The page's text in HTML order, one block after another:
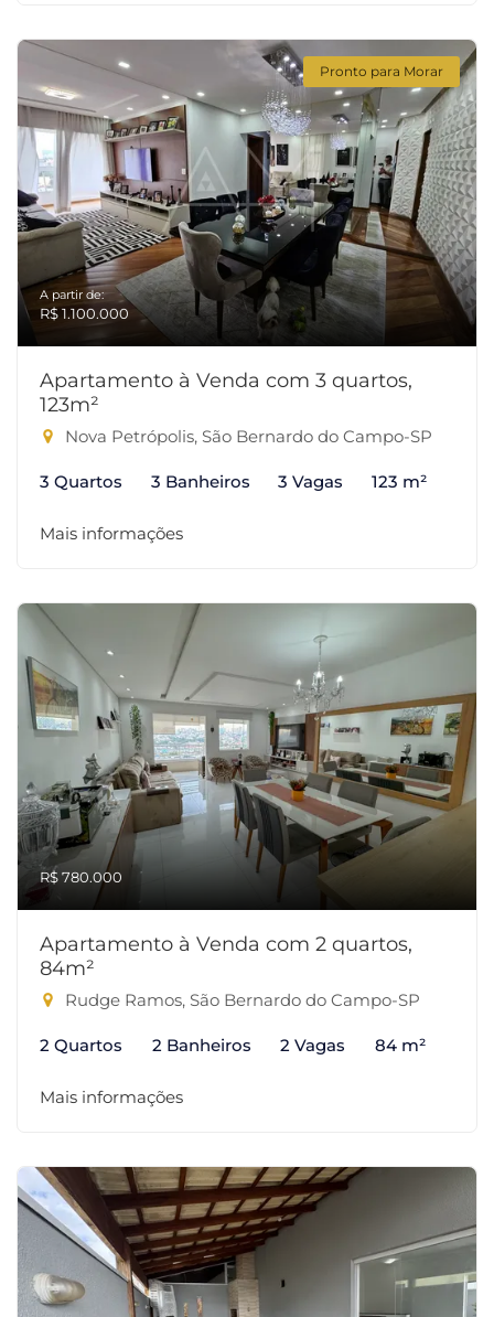
Pronto para Morar
A partir de:
R$ 1.100.000
Apartamento à Venda com 3 quartos,
123m²
Nova Petrópolis, São Bernardo do Campo-SP
3 Quartos 3 Banheiros 3 Vagas 123 m²
Mais informações
R$ 780.000
Apartamento à Venda com 2 quartos,
84m²
Rudge Ramos, São Bernardo do Campo-SP
2 Quartos 2 Banheiros 2 Vagas 84 m²
Mais informações